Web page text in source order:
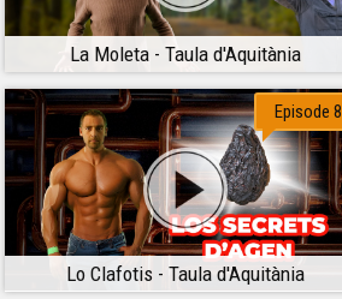
La Moleta - Taula d'Aquitània
Lo Clafotis - Taula d'Aquitània
Episode 8